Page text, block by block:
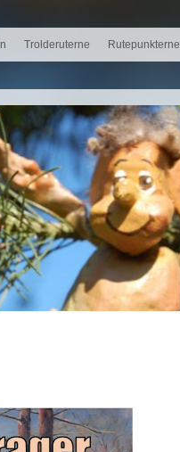
Trolderuterne Rutepunkterne